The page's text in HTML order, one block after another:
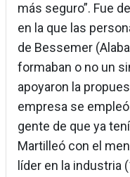
más seguro”. Fue
en la que las
de Bessemer
formaban o no un
apoyaron la
empresa se
gente de que ya
Martilleó con el
líder en la industria